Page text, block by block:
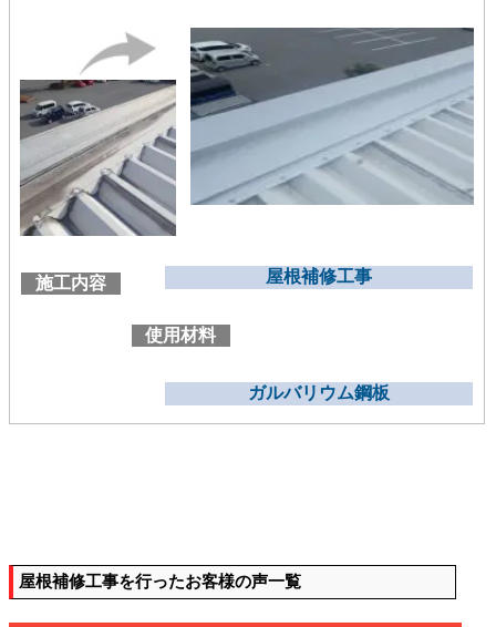
施工内容 屋根補修工事
使用材料
ガルバリウム鋼板
屋根補修工事を行ったお客様の声一覧